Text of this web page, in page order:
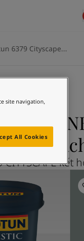
6379 Cityscape...
và
kết
site navigation,
All Cookies